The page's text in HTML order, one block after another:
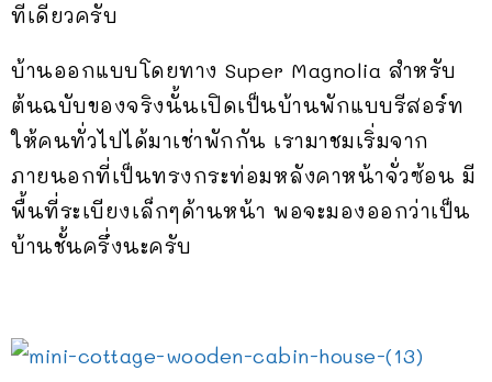
ทีเดียวครับ
บ้านออกแบบโดยทาง Super Magnolia สำหรับ
ต้นฉบับของจริงนั้นเปิดเป็นบ้านพักแบบรีสอร์ท
ให้คนทั่วไปได้มาเช่าพักกัน เรามาชมเริ่มจาก
ภายนอกที่เป็นทรงกระท่อมหลังคาหน้าจั่วซ้อน มี
พื้นที่ระเบียงเล็กๆด้านหน้า พอจะมองออกว่าเป็น
บ้านชั้นครึ่งนะครับ